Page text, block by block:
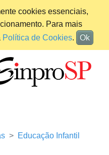
cookies essenciais,
Para mais
Política de Cookies. Ok
Educação Infantil